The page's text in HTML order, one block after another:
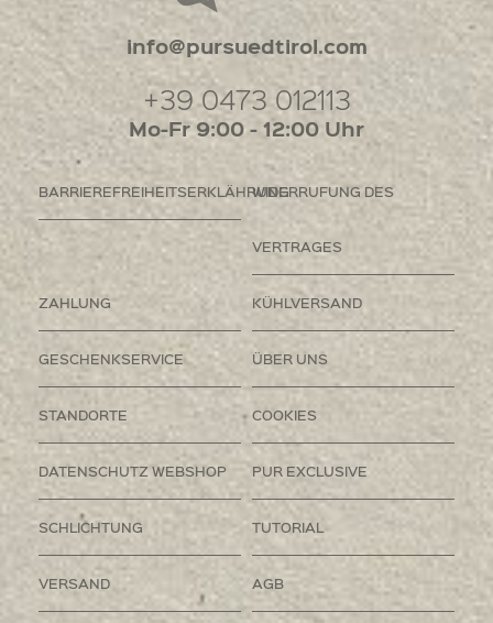
info@pursuedtirol.com
+39 0473 012113
Mo-Fr 9:00 - 12:00 Uhr
BARRIEREFREIHEITSERKLÄHRUNGWIDERRUFUNG DES
VERTRAGES
ZAHLUNG KÜHLVERSAND
GESCHENKSERVICE ÜBER UNS
STANDORTE COOKIES
DATENSCHUTZ WEBSHOP PUR EXCLUSIVE
SCHLICHTUNG TUTORIAL
VERSAND AGB